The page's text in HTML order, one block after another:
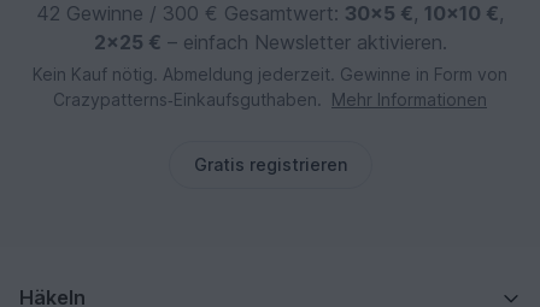
42 Gewinne / 300 € Gesamtwert: 30×5 €, 10×10 €,
2×25 € – einfach Newsletter aktivieren.
Kein Kauf nötig. Abmeldung jederzeit. Gewinne in Form von
Crazypatterns‑Einkaufsguthaben.
Mehr Informationen
Gratis registrieren
Häkeln